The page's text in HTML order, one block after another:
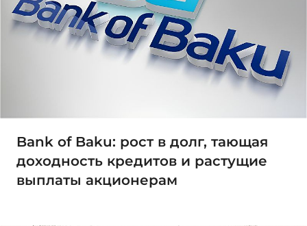
Bank of Baku: рост в долг, тающая
доходность кредитов и растущие
выплаты акционерам